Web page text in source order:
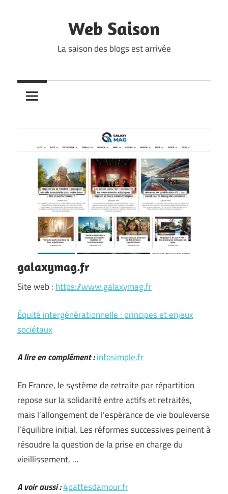
Web Saison
La saison des blogs est arrivée
galaxymag.fr
Site web : https://www.galaxymag.fr
Équité intergénérationnelle : principes et enjeux
sociétaux
A lire en complément :infosimple.fr
En France, le système de retraite par répartition
repose sur la solidarité entre actifs et retraités,
mais l’allongement de l’espérance de vie bouleverse
l’équilibre initial. Les réformes successives peinent à
résoudre la question de la prise en charge du
vieillissement, …
A voir aussi :4pattesdamour.fr